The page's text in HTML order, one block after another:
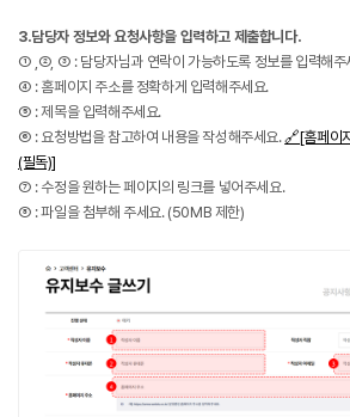
3.담당자 정보와 요청사항을 입력하고 제출합니다.
① ,②, ③ : 담당자님과 연락이 가능하도록 정보를 입력해주
④ : 홈페이지 주소를 정확하게 입력해주세요.
⑤ : 제목을 입력해주세요.
⑥ : 요청방법을 참고하여 내용을 작성해주세요.🔗[홈페이
(필독)]
⑦ : 수정을 원하는 페이지의 링크를 넣어주세요.
⑧ : 파일을 첨부해 주세요.(50MB 제한)